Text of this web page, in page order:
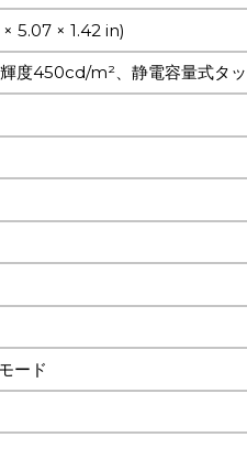
5.07 × 1.42 in)
度450cd/m²、静電容量式タ
ード